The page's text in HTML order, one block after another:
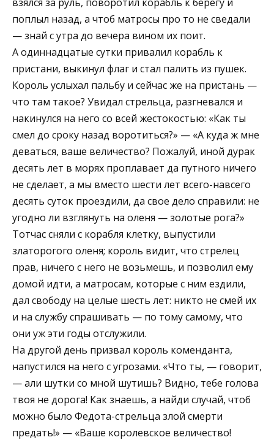
поплыл назад, а чтоб матросы про то не сведали
— знай с утра до вечера вином их поит.
А одиннадцатые сутки привалил корабль к
пристани, выкинул флаг и стал палить из пушек.
Король услыхал пальбу и сейчас же на пристань —
что там такое? Увидал стрельца, разгневался и
накинулся на него со всей жестокостью: «Как ты
смел до сроку назад воротиться?» — «А куда ж мне
деваться, ваше величество? Пожалуй, иной дурак
десять лет в морях проплавает да путного ничего
не сделает, а мы вместо шести лет всего-навсего
десять суток проездили, да свое дело справили: не
угодно ли взглянуть на оленя — золотые рога?»
Тотчас сняли с корабля клетку, выпустили
златорогого оленя; король видит, что стрелец
прав, ничего с него не возьмешь, и позволил ему
домой идти, а матросам, которые с ним ездили,
дал свободу на целые шесть лет: никто не смей их
и на службу спрашивать — по тому самому, что
они уж эти годы отслужили.
На другой день призвал король коменданта,
напустился на него с угрозами. «Что ты, — говорит,
— али шутки со мной шутишь? Видно, тебе голова
твоя не дорога! Как знаешь, а найди случай, чтоб
можно было Федота-стрельца злой смерти
предать!» — «Ваше королевское величество!